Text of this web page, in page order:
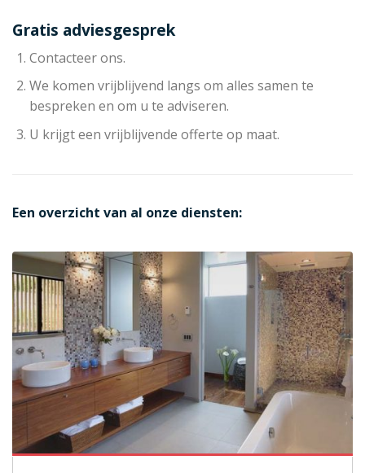
Gratis adviesgesprek
Contacteer ons.
We komen vrijblijvend langs om alles samen te
bespreken en om u te adviseren.
U krijgt een vrijblijvende offerte op maat.
Een overzicht van al onze diensten: